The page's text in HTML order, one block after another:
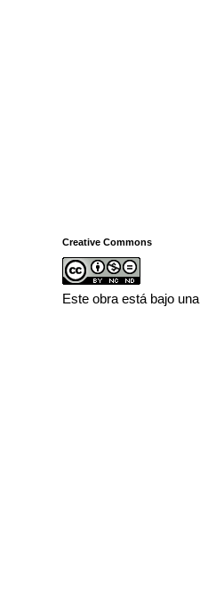
Creative Commons
Este obra está bajo una